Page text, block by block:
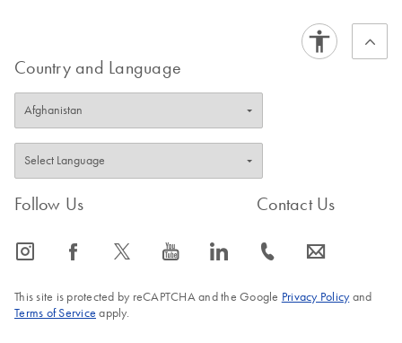
Country and Language
Follow Us
icon_0065_instagram-s icon_0064_facebook-s icon_0340_cc_gen_x-s icon_0077_youtube-s icon_0066_linkedin-s
Contact Us
icon_0072_phone-s icon_0063_envelope-s
This site is protected by reCAPTCHA and the Google Privacy Policyand
Terms of Service apply.